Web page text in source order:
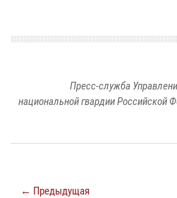
Пресс-служба
национальной гвардии Российской
← Предыдущая